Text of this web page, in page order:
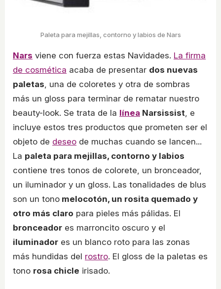
Paleta para mejillas, contorno y labios de Nars
Nars viene con fuerza estas Navidades. La firma
de cosmética acaba de presentar dos nuevas
paletas, una de coloretes y otra de sombras
más un gloss para terminar de rematar nuestro
beauty-look. Se trata de la línea Narsissist, e
incluye estos tres productos que prometen ser el
objeto de deseo de muchas cuando se lancen...
La paleta para mejillas, contorno y labios
contiene tres tonos de colorete, un bronceador,
un iluminador y un gloss. Las tonalidades de blus
son un tono melocotón, un rosita quemado y
otro más claro para pieles más pálidas. El
bronceador es marroncito oscuro y el
iluminador es un blanco roto para las zonas
más hundidas del rostro. El gloss de la paletas es
tono rosa chicle irisado.